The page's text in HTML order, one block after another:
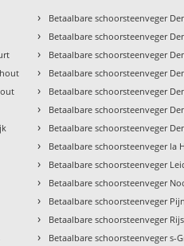
› Betaalbare schoorsteenveger
› Betaalbare schoorsteenveger
› Betaalbare schoorsteenveger
› Betaalbare schoorsteenveger
› Betaalbare schoorsteenveger
› Betaalbare schoorsteenveger
› Betaalbare schoorsteenveger
› Betaalbare schoorsteenveger la
› Betaalbare schoorsteenveger
› Betaalbare schoorsteenveger
› Betaalbare schoorsteenveger
› Betaalbare schoorsteenveger
› Betaalbare schoorsteenveger s-